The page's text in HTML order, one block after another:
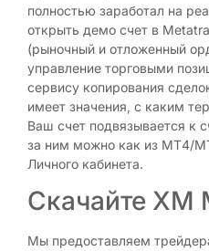
полностью заработал на
открыть демо счет в
(рыночный и отложенный
управление торговыми
сервису копирования
имеет значения, с каким
Ваш счет подвязывается к
за ним можно как из МТ4/
Личного кабинета.
Скачайте XM
Мы предоставляем